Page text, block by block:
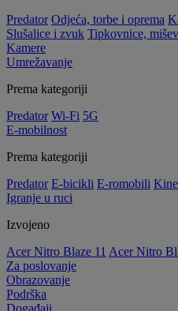
Predator Odjeća, torbe i oprema
Slušalice i zvuk Tipkovnice,
Kamere
Umrežavanje
Prema kategoriji
Predator Wi-Fi 5G
E-mobilnost
Prema kategoriji
Predator E-bicikli E-romobili
Igranje u ruci
Izvojeno
Acer Nitro Blaze 11 Acer Nitro
Za poslovanje
Obrazovanje
Podrška
Događaji